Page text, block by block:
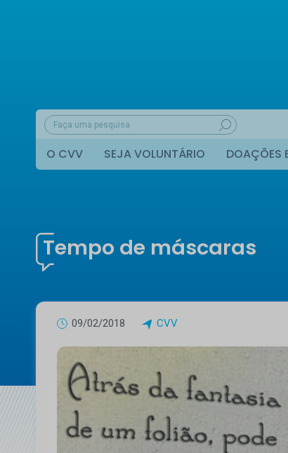
O CVV SEJA VOLUNTÁRIO DOAÇÕES
Tempo de máscaras
09/02/2018 CVV